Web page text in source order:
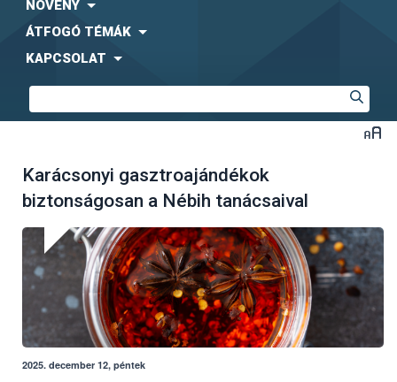
NÖVÉNY
ÁTFOGÓ TÉMÁK
KAPCSOLAT
Karácsonyi gasztroajándékok
biztonságosan a Nébih tanácsaival
2025. december 12, péntek